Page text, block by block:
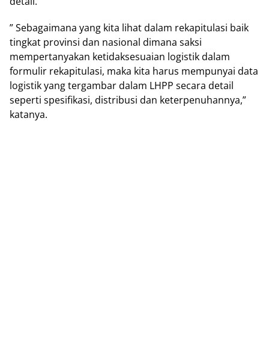
” Sebagaimana yang kita lihat dalam rekapitulasi baik
tingkat provinsi dan nasional dimana saksi
mempertanyakan ketidaksesuaian logistik dalam
formulir rekapitulasi, maka kita harus mempunyai data
logistik yang tergambar dalam LHPP secara detail
seperti spesifikasi, distribusi dan keterpenuhannya,”
katanya.